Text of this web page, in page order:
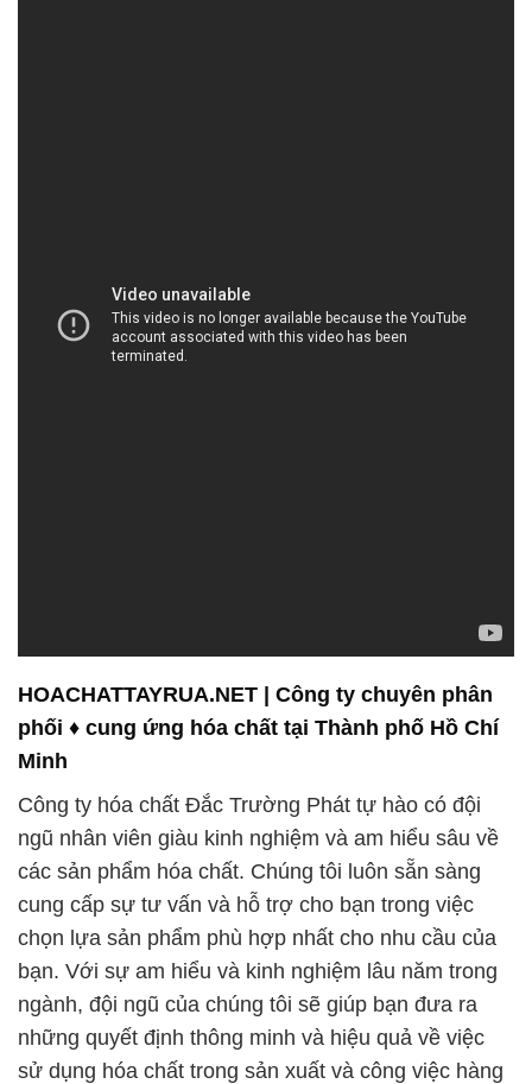
HOACHATTAYRUA.NET | Công ty chuyên phân
phối ♦ cung ứng hóa chất tại Thành phố Hồ Chí
Minh
Công ty hóa chất Đắc Trường Phát tự hào có đội
ngũ nhân viên giàu kinh nghiệm và am hiểu sâu về
các sản phẩm hóa chất. Chúng tôi luôn sẵn sàng
cung cấp sự tư vấn và hỗ trợ cho bạn trong việc
chọn lựa sản phẩm phù hợp nhất cho nhu cầu của
bạn. Với sự am hiểu và kinh nghiệm lâu năm trong
ngành, đội ngũ của chúng tôi sẽ giúp bạn đưa ra
những quyết định thông minh và hiệu quả về việc
sử dụng hóa chất trong sản xuất và công việc hàng